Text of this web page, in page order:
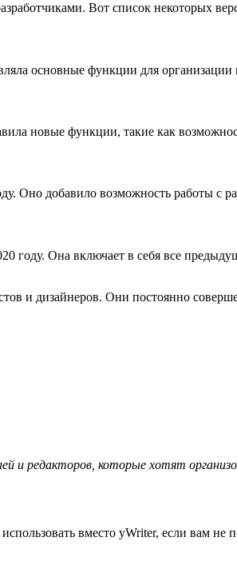
Вот список некоторых
основные функции для организации
новые функции, такие как
Оно добавило возможность работы с
Она включает в себя все
и дизайнеров. Они постоянно
и редакторов, которые хотят
вместо yWriter, если вам